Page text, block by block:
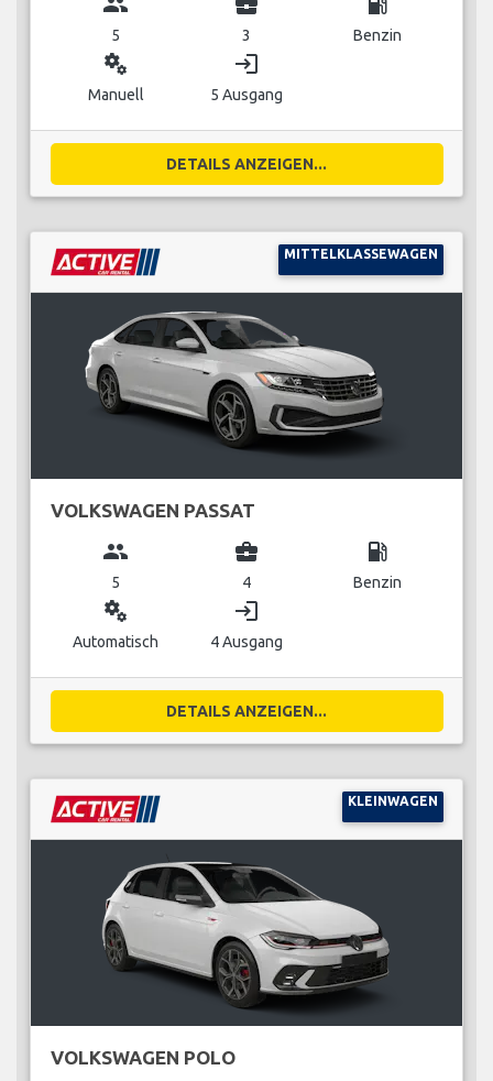
5 3 Benzin
miscellaneous_services
Manuell
login
5 Ausgang
DETAILS ANZEIGEN...
MITTELKLASSEWAGEN
VOLKSWAGEN PASSAT
group
5
business_center
4
local_gas_station
Benzin
miscellaneous_services
Automatisch
login
4 Ausgang
DETAILS ANZEIGEN...
KLEINWAGEN
VOLKSWAGEN POLO